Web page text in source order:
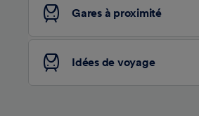
Gares à proximité
Idées de voyage
services.